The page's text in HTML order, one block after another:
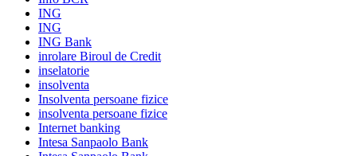
ING
ING
ING Bank
inrolare Biroul de Credit
inselatorie
insolventa
Insolventa persoane fizice
insolventa persoane fizice
Internet banking
Intesa Sanpaolo Bank